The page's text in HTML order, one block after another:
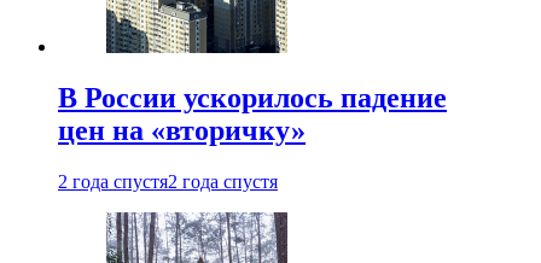
В России ускорилось падение
цен на «вторичку»
2 года спустя2 года спустя